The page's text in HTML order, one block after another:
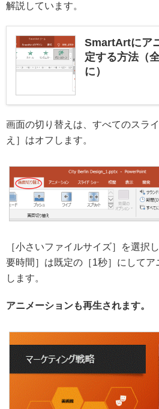
解説しています。
SmartArtにア
定する方法（
に）
画面の切り替えは、すべてのスラ
え］はオフします。
［小さいファイルサイズ］を選択
要時間］は既定の［1秒］にして
します。
アニメーションも再生されます。